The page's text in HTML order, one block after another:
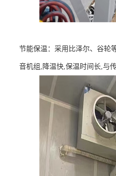
节能保温：采用比泽尔、谷轮
音机组,降温快,保温时间长,与